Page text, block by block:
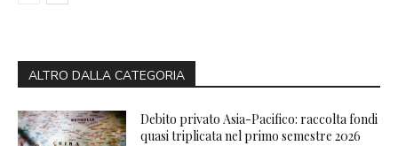
ALTRO DALLA CATEGORIA
Debito privato Asia-Pacifico: raccolta fondi
quasi triplicata nel primo semestre 2026